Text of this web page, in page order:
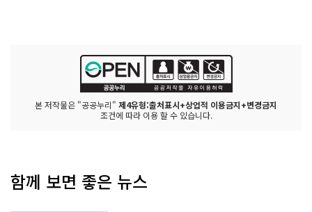
본 저작물은 "공공누리" 제4유형:출처표시+상업적 이용금지+변경금지
조건에 따라 이용 할 수 있습니다.
함께 보면 좋은 뉴스